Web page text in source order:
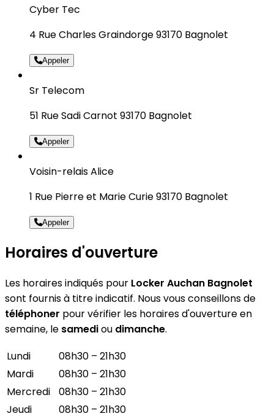
Cyber Tec
4 Rue Charles Graindorge 93170 Bagnolet
Appeler
Sr Telecom
51 Rue Sadi Carnot 93170 Bagnolet
Appeler
Voisin-relais Alice
1 Rue Pierre et Marie Curie 93170 Bagnolet
Appeler
Horaires d'ouverture
Les horaires indiqués pour Locker Auchan Bagnolet
sont fournis à titre indicatif. Nous vous conseillons de
téléphoner pour vérifier les horaires d'ouverture en
semaine, le samediou dimanche.
Lundi
08h30 – 21h30
Mardi
08h30 – 21h30
Mercredi
08h30 – 21h30
Jeudi
08h30 – 21h30